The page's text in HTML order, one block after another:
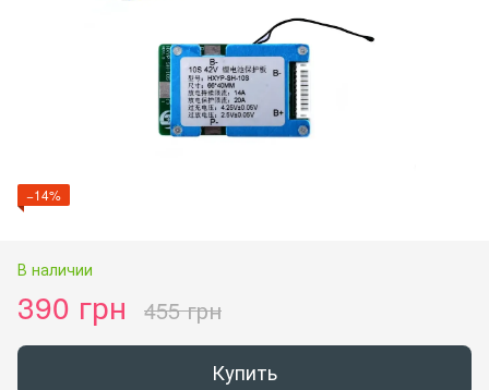
−14%
В наличии
390 грн 455 грн
Купить